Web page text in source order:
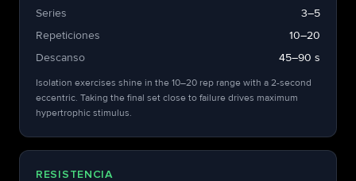
Series
3–5
Repeticiones
10–20
Descanso
45–90 s
Isolation exercises shine in the 10–20 rep range with a 2-second
eccentric. Taking the final set close to failure drives maximum
hypertrophic stimulus.
RESISTENCIA